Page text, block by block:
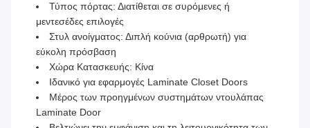
Τύπος πόρτας: Διατίθεται σε συρόμενες ή
μεντεσέδες επιλογές
Στυλ ανοίγματος: Διπλή κούνια (αρθρωτή) για
εύκολη πρόσβαση
Χώρα Κατασκευής: Κίνα
Ιδανικό για εφαρμογές Laminate Closet Doors
Μέρος των προηγμένων συστημάτων ντουλάπας
Laminate Door